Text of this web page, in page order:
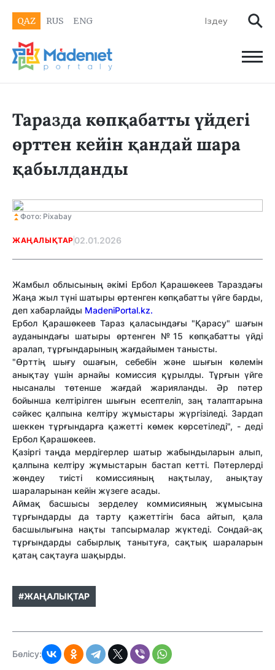
QAZ RUS ENG
Таразда көпқабатты үйдегі
өрттен кейін қандай шара
қабылданды
Фото: Pixabay
ЖАҢАЛЫҚТАР 02.01.2026
Жамбыл облысының әкімі Ербол Қарашөкеев Тараздағы
Жаңа жыл түні шатыры өртенген көпқабатты үйге барды,
деп хабарлайды MadeniPortal.kz.
Ербол Қарашөкеев Тараз қаласындағы "Қарасу" шағын
ауданындағы шатыры өртенген №15 көпқабатты үйді
аралап, тұрғындарының жағдайымен танысты.
"Өрттің шығу ошағын, себебін және шығын көлемін
анықтау үшін арнайы комиссия құрылды. Тұрғын үйге
нысаналы төтенше жағдай жарияланды. Әр пәтер
бойынша келтірілген шығын есептеліп, заң талаптарына
сәйкес қалпына келтіру жұмыстары жүргізіледі. Зардап
шеккен тұрғындарға қажетті көмек көрсетіледі", - деді
Ербол Қарашөкеев.
Қазіргі таңда мердігерлер шатыр жабындыларын алып,
қалпына келтіру жұмыстарын бастап кетті. Пәтерлерді
жөндеу тиісті комиссияның нақтылау, анықтау
шараларынан кейін жүзеге асады.
Аймақ басшысы зерделеу коммисияның жұмысына
тұрғындарды да тарту қажеттігін баса айтып, қала
басшылығына нақты тапсырмалар жүктеді. Сондай-ақ
тұрғындарды сабырлық танытуға, сақтық шараларын
қатаң сақтауға шақырды.
#ЖАҢАЛЫҚТАР
Бөлісу: